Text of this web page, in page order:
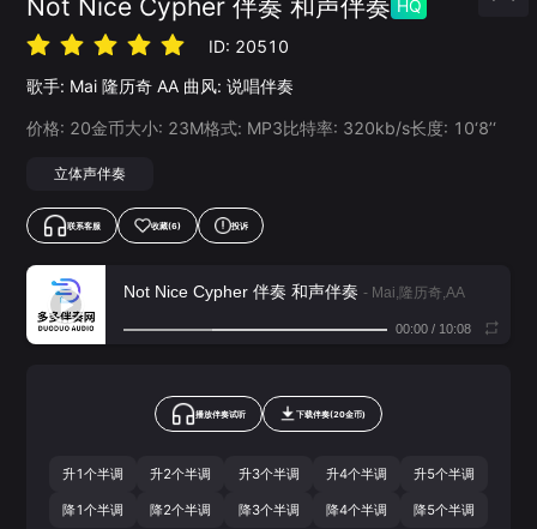
Not Nice Cypher 伴奏 和声伴奏 HQ
ID: 20510
歌手: Mai 隆历奇 AA 曲风: 说唱伴奏
价格: 20金币大小: 23M格式: MP3比特率: 320kb/s长度: 10‘8’‘
立体声伴奏
联系客服 收藏(6) 投诉
Not Nice Cypher 伴奏 和声伴奏 - Mai,隆历奇,AA
00:00/ 10:08
播放伴奏试听 下载伴奏(20金币)
升1个半调 升2个半调 升3个半调 升4个半调 升5个半调
降1个半调 降2个半调 降3个半调 降4个半调 降5个半调